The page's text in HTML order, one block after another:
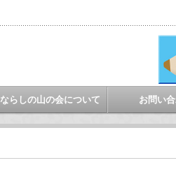
ならしの山の会について お問い